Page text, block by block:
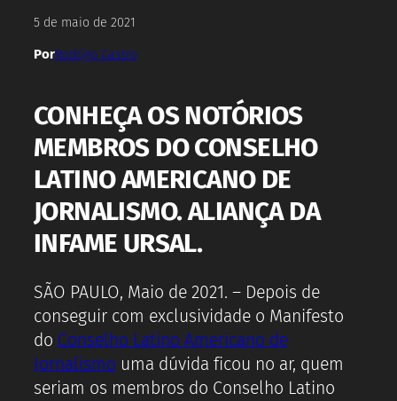
5 de maio de 2021
PorRodrigo Castro
CONHEÇA OS NOTÓRIOS
MEMBROS DO CONSELHO
LATINO AMERICANO DE
JORNALISMO. ALIANÇA DA
INFAME URSAL.
SÃO PAULO, Maio de 2021. – Depois de
conseguir com exclusividade o Manifesto
do Conselho Latino Americano de
Jornalismo uma dúvida ficou no ar, quem
seriam os membros do Conselho Latino